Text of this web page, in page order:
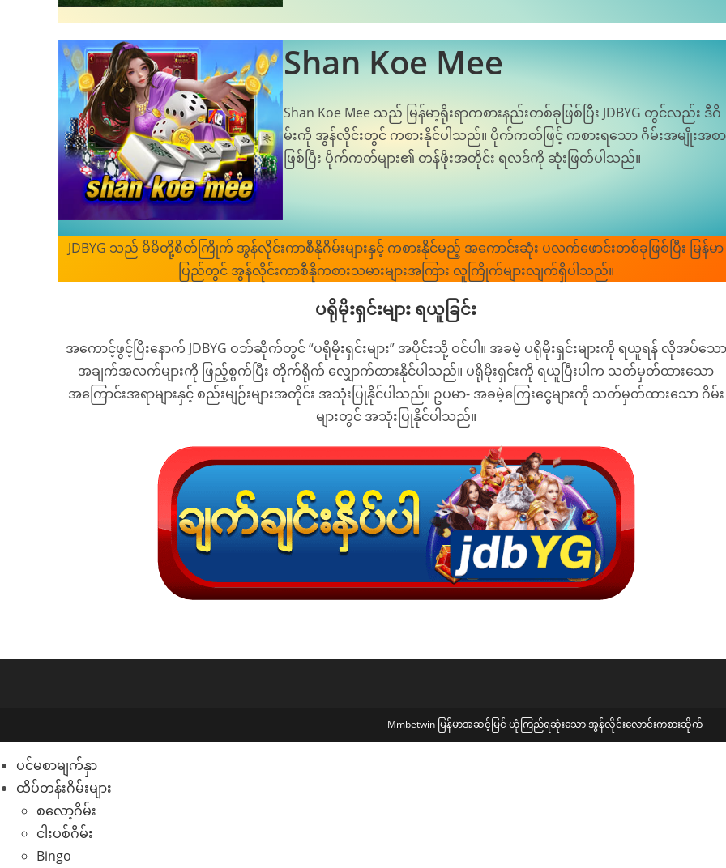
Shan Koe Mee
Shan Koe Mee သည် မြန်မာ့ရိုးရာကစားနည်းတစ်ခုဖြစ်ပြီး JDBYG တွင်လည်း ဒီဂိ
မ်းကို အွန်လိုင်းတွင် ကစားနိုင်ပါသည်။ ပိုက်ကတ်ဖြင့် ကစားရသော ဂိမ်းအမျိုးအစာ
ဖြစ်ပြီး ပိုက်ကတ်များ၏ တန်ဖိုးအတိုင်း ရလဒ်ကို ဆုံးဖြတ်ပါသည်။
JDBYG သည် မိမိတို့စိတ်ကြိုက် အွန်လိုင်းကာစီနိုဂိမ်းများနှင့် ကစားနိုင်မည့် အကောင်းဆုံး ပလက်ဖောင်းတစ်ခုဖြစ်ပြီး မြန်မာ
ပြည်တွင် အွန်လိုင်းကာစီနိုကစားသမားများအကြား လူကြိုက်များလျက်ရှိပါသည်။
ပရိုမိုးရှင်းများ ရယူခြင်း
အကောင့်ဖွင့်ပြီးနောက် JDBYG ဝဘ်ဆိုက်တွင် “ပရိုမိုးရှင်းများ” အပိုင်းသို့ ဝင်ပါ။ အခမဲ့ ပရိုမိုးရှင်းများကို ရယူရန် လိုအပ်သော
အချက်အလက်များကို ဖြည့်စွက်ပြီး တိုက်ရိုက် လျှောက်ထားနိုင်ပါသည်။ ပရိုမိုးရှင်းကို ရယူပြီးပါက သတ်မှတ်ထားသော
အကြောင်းအရာများနှင့် စည်းမျဉ်းများအတိုင်း အသုံးပြုနိုင်ပါသည်။ ဥပမာ- အခမဲ့ကြေးငွေများကို သတ်မှတ်ထားသော ဂိမ်း
များတွင် အသုံးပြုနိုင်ပါသည်။
Mmbetwin မြန်မာအဆင့်မြင် ယုံကြည်ရဆုံးသော အွန်လိုင်း‌လောင်းကစားဆိုက်
ပင်မစာမျက်နှာ
ထိပ်တန်းဂိမ်းများ
စလော့ဂိမ်း
ငါးပစ်ဂိမ်း
Bingo